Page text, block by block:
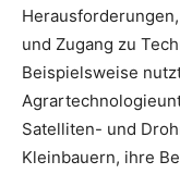
und Zugang zu
Beispielsweise
Satelliten- und
Kleinbauern, ihre